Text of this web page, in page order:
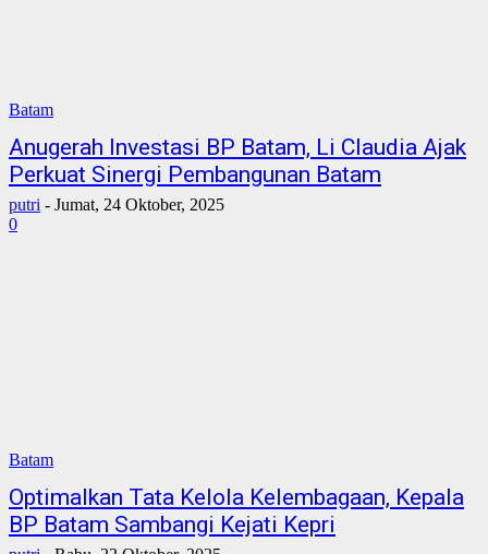
Batam
Anugerah Investasi BP Batam, Li Claudia Ajak
Perkuat Sinergi Pembangunan Batam
putri - Jumat, 24 Oktober, 2025
0
Batam
Optimalkan Tata Kelola Kelembagaan, Kepala
BP Batam Sambangi Kejati Kepri